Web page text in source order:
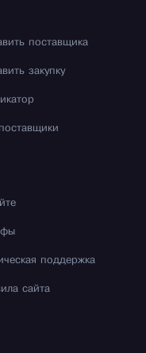
поставщика
закупку
поддержка
сайта